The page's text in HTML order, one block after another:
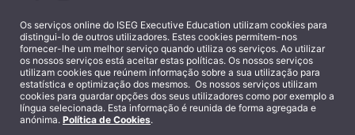
Contactos
Os serviços online do ISEG Executive Education utilizam cookies para
distingui-lo de outros utilizadores. Estes cookies permitem-nos
fornecer-lhe um melhor serviço quando utiliza os serviços. Ao utilizar
os nossos serviços está aceitar estas políticas. Os nossos serviços
utilizam cookies que reúnem informação sobre a sua utilização para
estatística e optimização dos mesmos. Os nossos serviços utilizam
cookies para guardar opções dos seus utilizadores como por exemplo a
língua selecionada. Esta informação é reunida de forma agregada e
anónima. Política de Cookies.